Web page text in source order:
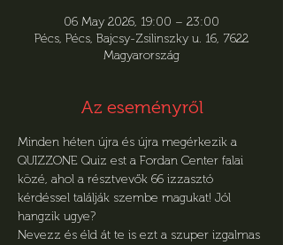
06 May 2026, 19:00 – 23:00
Pécs, Pécs, Bajcsy-Zsilinszky u. 16, 7622
Magyarország
Az eseményről
Minden héten újra és újra megérkezik a
QUIZZONE Quiz est a Fordan Center falai
közé, ahol a résztvevők 66 izzasztó
kérdéssel találják szembe magukat! Jól
hangzik ugye?
Nevezz és éld át te is ezt a szuper izgalmas